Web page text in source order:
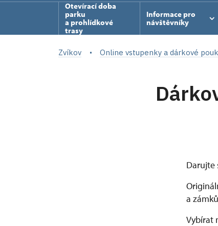
Otevírací doba
parku
a prohlídkové
trasy
Informace pro
návštěvníky
Zvíkov Online vstupenky a dárkové
Darujte
a
Vybírat